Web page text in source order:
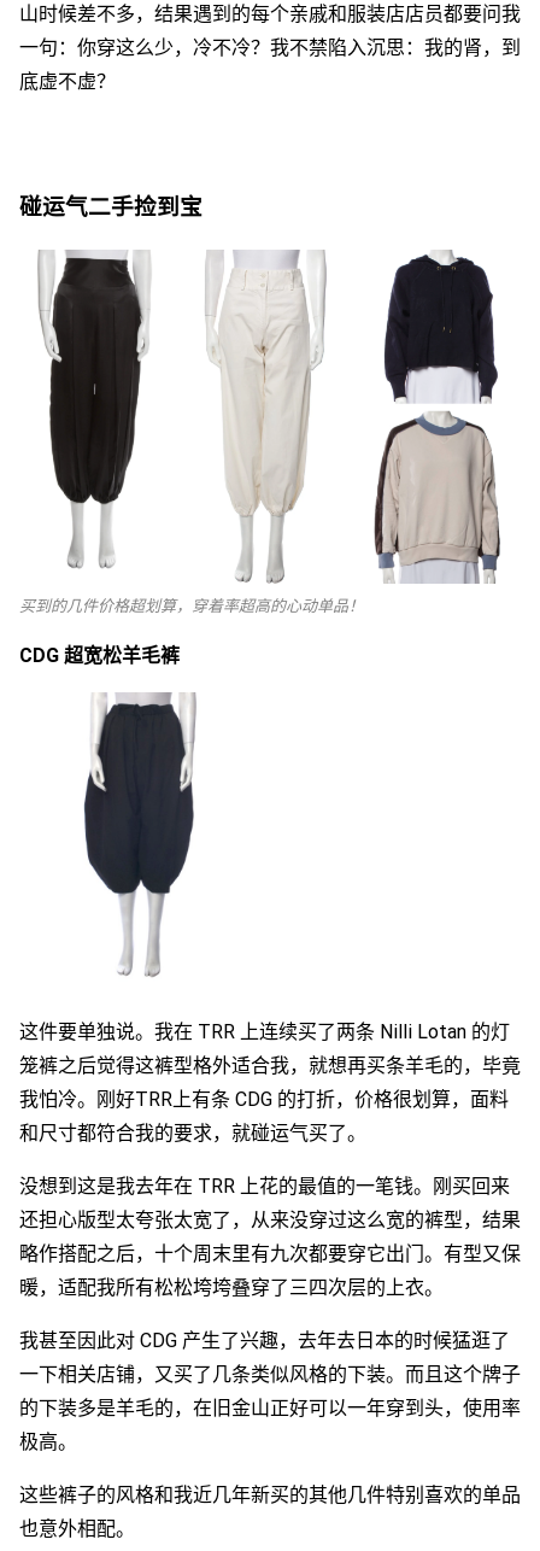
山时候差不多，结果遇到的每个亲戚和服装店店员都要问我
一句：你穿这么少，冷不冷？我不禁陷入沉思：我的肾，到
底虚不虚？
碰运气二手捡到宝
买到的几件价格超划算，穿着率超高的心动单品！
CDG 超宽松羊毛裤
这件要单独说。我在 TRR 上连续买了两条 Nilli Lotan 的灯
笼裤之后觉得这裤型格外适合我，就想再买条羊毛的，毕竟
我怕冷。刚好TRR上有条 CDG 的打折，价格很划算，面料
和尺寸都符合我的要求，就碰运气买了。
没想到这是我去年在 TRR 上花的最值的一笔钱。刚买回来
还担心版型太夸张太宽了，从来没穿过这么宽的裤型，结果
略作搭配之后，十个周末里有九次都要穿它出门。有型又保
暖，适配我所有松松垮垮叠穿了三四次层的上衣。
我甚至因此对 CDG 产生了兴趣，去年去日本的时候猛逛了
一下相关店铺，又买了几条类似风格的下装。而且这个牌子
的下装多是羊毛的，在旧金山正好可以一年穿到头，使用率
极高。
这些裤子的风格和我近几年新买的其他几件特别喜欢的单品
也意外相配。